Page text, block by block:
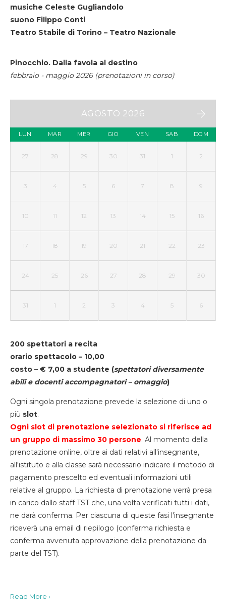
musiche Celeste Gugliandolo
suono Filippo Conti
Teatro Stabile di Torino – Teatro Nazionale
Pinocchio. Dalla favola al destino
febbraio - maggio 2026 (prenotazioni in corso)
AGOSTO 2026
LUN MAR MER GIO VEN SAB DOM
27 28 29 30 31 1 2
3 4 5 6 7 8 9
10 11 12 13 14 15 16
17 18 19 20 21 22 23
24 25 26 27 28 29 30
31 1 2 3 4 5 6
200 spettatori a recita
orario spettacolo – 10,00
costo – € 7,00 a studente (spettatori diversamente
abili e docenti accompagnatori – omaggio)
Ogni singola prenotazione prevede la selezione di uno o
più slot.
Ogni slot di prenotazione selezionato si riferisce ad
un gruppo di massimo 30 persone. Al momento della
prenotazione online, oltre ai dati relativi all'insegnante,
all'istituto e alla classe sarà necessario indicare il metodo di
pagamento prescelto ed eventuali informazioni utili
relative al gruppo. La richiesta di prenotazione verrà presa
in carico dallo staff TST che, una volta verificati tutti i dati,
ne darà conferma. Per ciascuna di queste fasi l'insegnante
riceverà una email di riepilogo (conferma richiesta e
conferma avvenuta approvazione della prenotazione da
parte del TST).
Read More ›